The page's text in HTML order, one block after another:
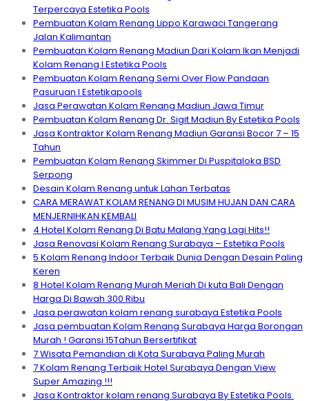
Terpercaya Estetika Pools
Pembuatan Kolam Renang Lippo Karawaci Tangerang
Jalan Kalimantan
Pembuatan Kolam Renang Madiun Dari Kolam Ikan Menjadi
Kolam Renang I Estetika Pools
Pembuatan Kolam Renang Semi Over Flow Pandaan
Pasuruan I Estetikapools
Jasa Perawatan Kolam Renang Madiun Jawa Timur
Pembuatan Kolam Renang Dr. Sigit Madiun By Estetika Pools
Jasa Kontraktor Kolam Renang Madiun Garansi Bocor 7 – 15
Tahun
Pembuatan Kolam Renang Skimmer Di Puspitaloka BSD
Serpong
Desain Kolam Renang untuk Lahan Terbatas
CARA MERAWAT KOLAM RENANG DI MUSIM HUJAN DAN CARA
MENJERNIHKAN KEMBALI
4 Hotel Kolam Renang Di Batu Malang Yang Lagi Hits!!
Jasa Renovasi Kolam Renang Surabaya – Estetika Pools
5 Kolam Renang Indoor Terbaik Dunia Dengan Desain Paling
Keren
8 Hotel Kolam Renang Murah Meriah Di kuta Bali Dengan
Harga Di Bawah 300 Ribu
Jasa perawatan kolam renang surabaya Estetika Pools
Jasa pembuatan Kolam Renang Surabaya Harga Borongan
Murah ! Garansi 15Tahun Bersertifikat
7 Wisata Pemandian di Kota Surabaya Paling Murah
7 Kolam Renang Terbaik Hotel Surabaya Dengan View
Super Amazing !!!
Jasa Kontraktor kolam renang Surabaya By Estetika Pools